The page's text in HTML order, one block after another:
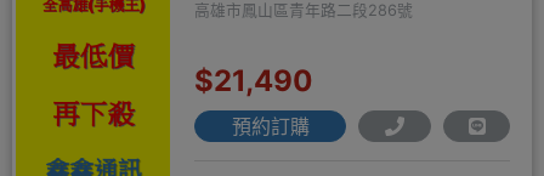
高雄市鳳山區青年路二段286號
$21,490
預約訂購